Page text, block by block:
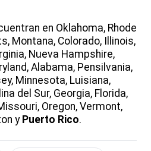
en Oklahoma, Rhode
Montana, Colorado, Illinois,
Nueva Hampshire,
Alabama, Pensilvania,
Minnesota, Luisiana,
del Sur, Georgia, Florida,
Oregon, Vermont,
y Puerto Rico.